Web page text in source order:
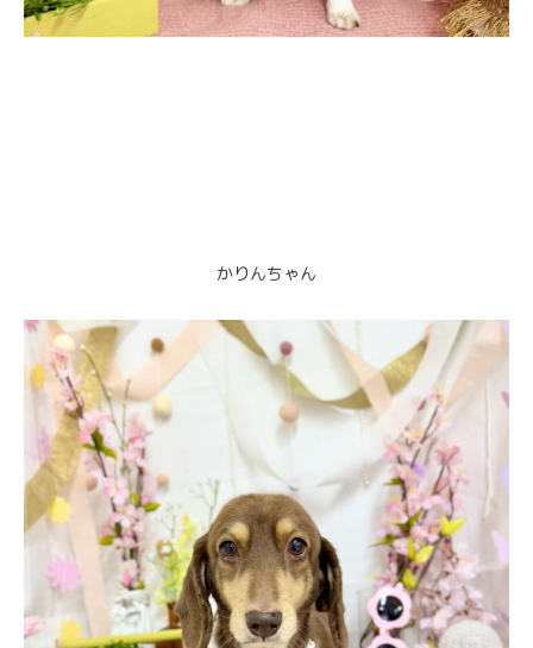
かりんちゃん